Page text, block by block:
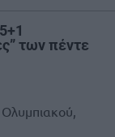
των πέντε